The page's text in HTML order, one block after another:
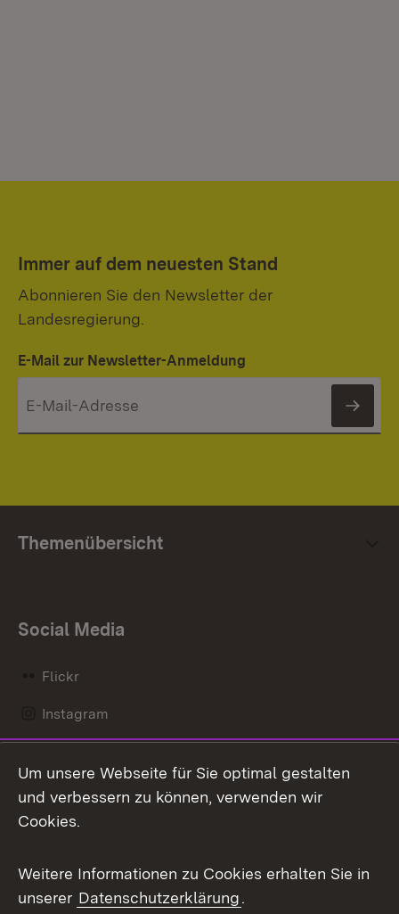
Immer auf dem neuesten Stand
Abonnieren Sie den Newsletter der
Landesregierung.
E-Mail zur Newsletter-Anmeldung
Themenübersicht
Social Media
Flickr
Instagram
Mastodon
Messenger
Social Wall
X / Twitter
Um unsere Webseite für Sie optimal gestalten
und verbessern zu können, verwenden wir
Cookies.
Weitere Informationen zu Cookies erhalten Sie in
unserer Datenschutzerklärung.